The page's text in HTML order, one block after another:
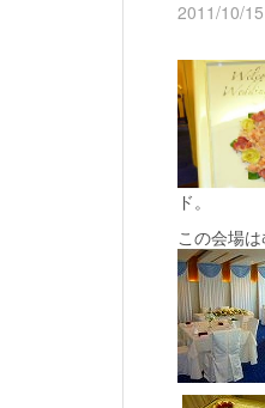
2011/10/15
ド。
この会場